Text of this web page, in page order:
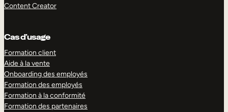
Content Creator
Cas d’usage
Formation client
Aide à la vente
Onboarding des employés
Formation des employés
Formation à la conformité
Formation des partenaires